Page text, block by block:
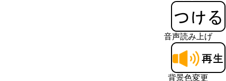
音声読み上げ
背景色変更